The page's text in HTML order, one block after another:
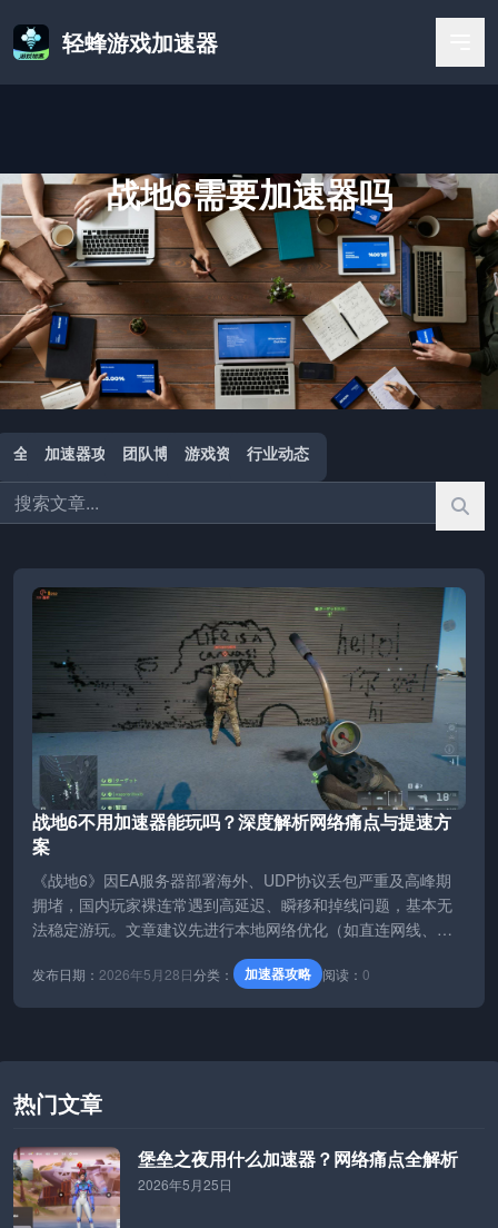
轻蜂游戏加速器
战地6需要加速器吗
首页
战地6需要加速器吗
全部 加速器攻略 团队博客 游戏资讯 行业动态
战地6不用加速器能玩吗？深度解析网络痛点与提速方
案
《战地6》因EA服务器部署海外、UDP协议丢包严重及高峰期
拥堵，国内玩家裸连常遇到高延迟、瞬移和掉线问题，基本无
法稳定游玩。文章建议先进行本地网络优化（如直连网线、修
改DNS、关闭IPv6等），若无效则需使用专业工具。推荐轻蜂
游戏加速器，通过智能多线接入降低丢包率至1%以下、减少延
迟50-80ms，三步即可为游戏提速。核心结论：裸连不行，但
发布日期： 2026年5月28日分类： 加速器攻略 阅读： 0
热门文章
堡垒之夜用什么加速器？网络痛点全解析
2026年5月25日